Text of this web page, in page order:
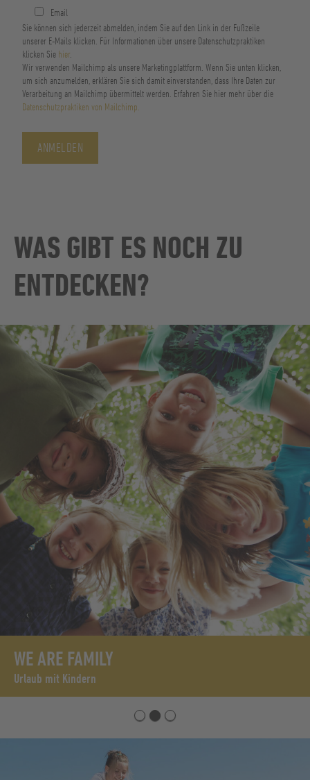
Email
Sie können sich jederzeit abmelden, indem Sie auf den Link in der Fußzeile
unserer E-Mails klicken. Für Informationen über unsere Datenschutzpraktiken
klicken Sie hier.
Wir verwenden Mailchimp als unsere Marketingplattform. Wenn Sie unten klicken,
um sich anzumelden, erklären Sie sich damit einverstanden, dass Ihre Daten zur
Verarbeitung an Mailchimp übermittelt werden. Erfahren Sie hier mehr über die
Datenschutzpraktiken von Mailchimp.
WAS GIBT ES NOCH ZU
ENTDECKEN?
WE ARE FAMILY
Urlaub mit Kindern